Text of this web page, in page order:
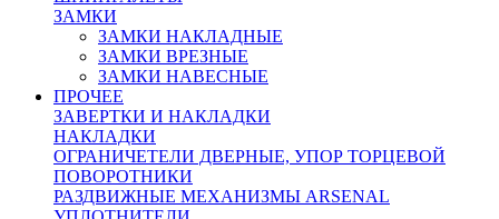
ЗАМКИ
ЗАМКИ НАКЛАДНЫЕ
ЗАМКИ ВРЕЗНЫЕ
ЗАМКИ НАВЕСНЫЕ
ПРОЧЕЕ
ЗАВЕРТКИ И НАКЛАДКИ
НАКЛАДКИ
ОГРАНИЧЕТЕЛИ ДВЕРНЫЕ, УПОР ТОРЦЕВОЙ
ПОВОРОТНИКИ
РАЗДВИЖНЫЕ МЕХАНИЗМЫ ARSENAL